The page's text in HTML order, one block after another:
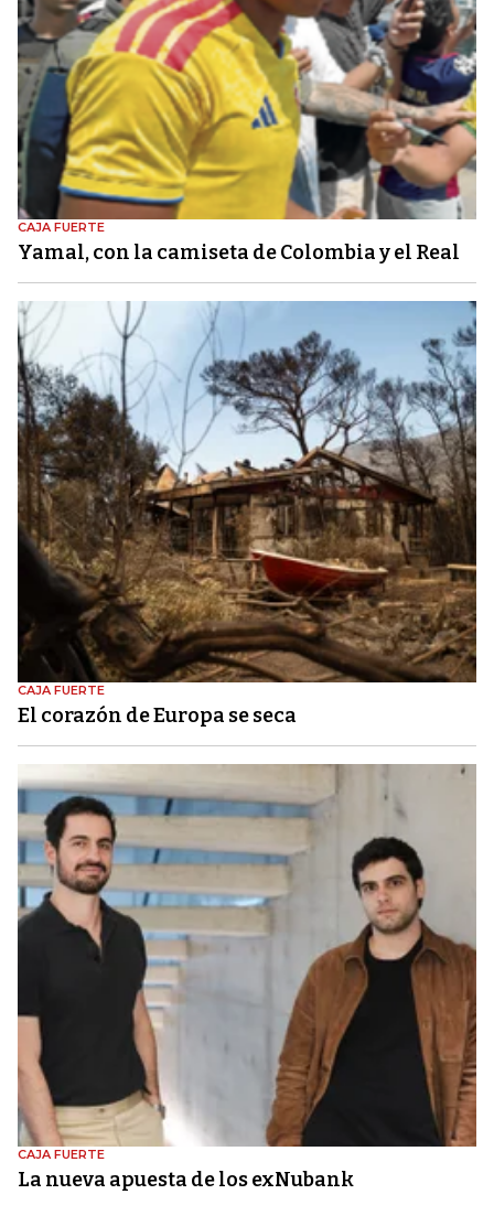
CAJA FUERTE
Yamal, con la camiseta de Colombia y el Real
CAJA FUERTE
El corazón de Europa se seca
CAJA FUERTE
La nueva apuesta de los exNubank